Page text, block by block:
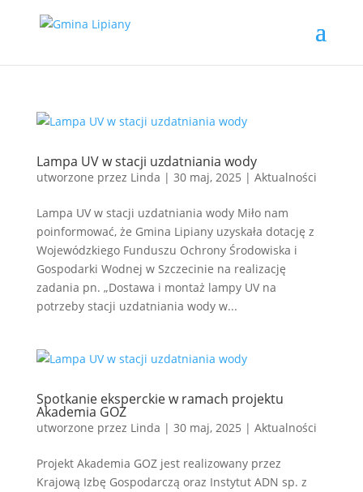
Lampa UV w stacji uzdatniania wody
utworzone przez Linda | 30 maj, 2025 | Aktualności
Lampa UV w stacji uzdatniania wody Miło nam
poinformować, że Gmina Lipiany uzyskała dotację z
Wojewódzkiego Funduszu Ochrony Środowiska i
Gospodarki Wodnej w Szczecinie na realizację
zadania pn. „Dostawa i montaż lampy UV na
potrzeby stacji uzdatniania wody w...
Spotkanie eksperckie w ramach projektu
Akademia GOZ
utworzone przez Linda | 30 maj, 2025 | Aktualności
Projekt Akademia GOZ jest realizowany przez
Krajową Izbę Gospodarczą oraz Instytut ADN sp. z